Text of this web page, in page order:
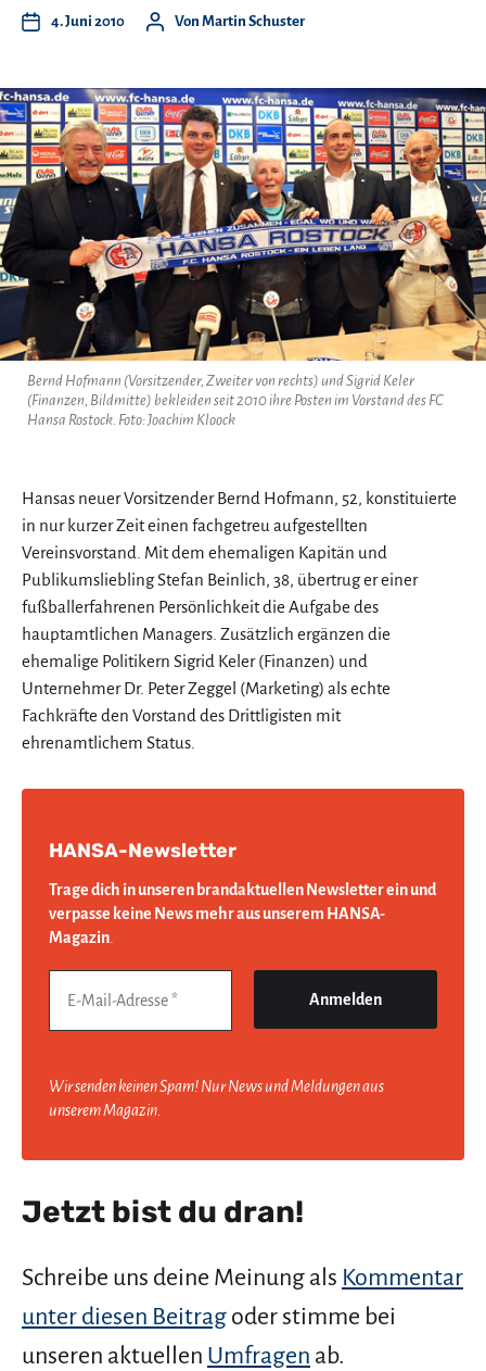
4. Juni 2010 Von Martin Schuster
Bernd Hofmann (Vorsitzender, Zweiter von rechts) und Sigrid Keler
(Finanzen, Bildmitte) bekleiden seit 2010 ihre Posten im Vorstand des FC
Hansa Rostock. Foto: Joachim Kloock
Hansas neuer Vorsitzender Bernd Hofmann, 52, konstituierte
in nur kurzer Zeit einen fachgetreu aufgestellten
Vereinsvorstand. Mit dem ehemaligen Kapitän und
Publikumsliebling Stefan Beinlich, 38, übertrug er einer
fußballerfahrenen Persönlichkeit die Aufgabe des
hauptamtlichen Managers. Zusätzlich ergänzen die
ehemalige Politikern Sigrid Keler (Finanzen) und
Unternehmer Dr. Peter Zeggel (Marketing) als echte
Fachkräfte den Vorstand des Drittligisten mit
ehrenamtlichem Status.
HANSA-Newsletter
Trage dich in unseren brandaktuellen Newsletter ein und
verpasse keine News mehr aus unserem HANSA-
Magazin.
Wir senden keinen Spam! Nur News und Meldungen aus
unserem Magazin.
Jetzt bist du dran!
Schreibe uns deine Meinung als Kommentar
unter diesen Beitrag oder stimme bei
unseren aktuellen Umfragen ab.